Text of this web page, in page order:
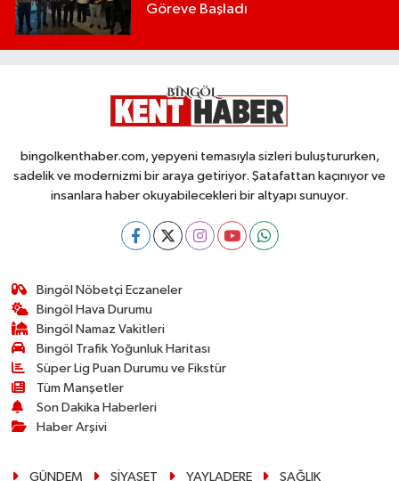
Göreve Başladı
bingolkenthaber.com, yepyeni temasıyla sizleri buluştururken,
sadelik ve modernizmi bir araya getiriyor. Şatafattan kaçınıyor ve
insanlara haber okuyabilecekleri bir altyapı sunuyor.
Bingöl Nöbetçi Eczaneler
Bingöl Hava Durumu
Bingöl Namaz Vakitleri
Bingöl Trafik Yoğunluk Haritası
Süper Lig Puan Durumu ve Fikstür
Tüm Manşetler
Son Dakika Haberleri
Haber Arşivi
GÜNDEM SİYASET YAYLADERE SAĞLIK